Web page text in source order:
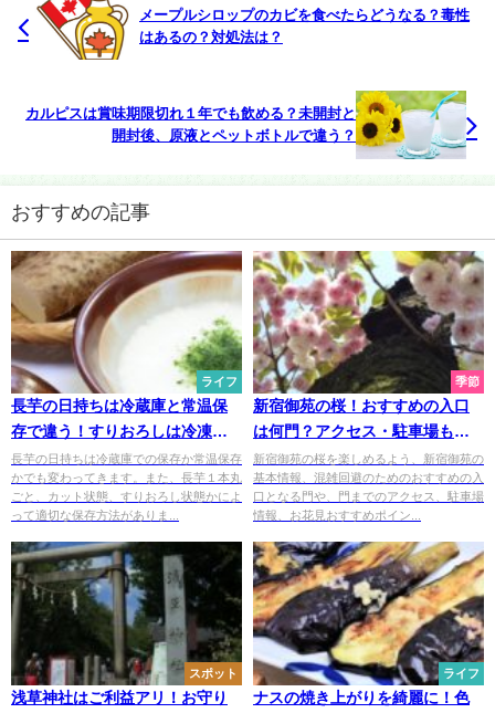
メープルシロップのカビを食べたらどうなる？毒性
はあるの？対処法は？
カルピスは賞味期限切れ１年でも飲める？未開封と
開封後、原液とペットボトルで違う？
おすすめの記事
ライフ
長芋の日持ちは冷蔵庫と常温保
存で違う！すりおろしは冷凍保
存がおすすめ
長芋の日持ちは冷蔵庫での保存か常温保存
かでも変わってきます。また、長芋１本丸
ごと、カット状態、すりおろし状態かによ
って適切な保存方法がありま...
季節
新宿御苑の桜！おすすめの入口
は何門？アクセス・駐車場も解
説
新宿御苑の桜を楽しめるよう、新宿御苑の
基本情報、混雑回避のためのおすすめの入
口となる門や、門までのアクセス、駐車場
情報、お花見おすすめポイン...
スポット
浅草神社はご利益アリ！お守り
ライフ
ナスの焼き上がりを綺麗に！色